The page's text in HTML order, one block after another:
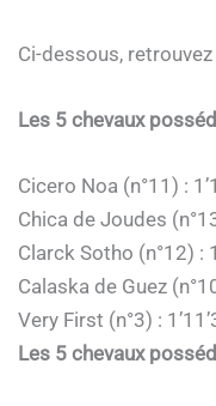
Ci-dessous,
Les 5 chevaux
Cicero Noa (n°11) :
Chica de Joudes
Clarck Sotho (n°12) :
Calaska de Guez
Very First (n°3) :
Les 5 chevaux